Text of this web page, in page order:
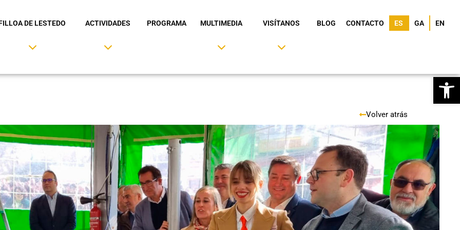
DE LESTEDO ACTIVIDADES PROGRAMA MULTIMEDIA VISÍTANOS BLOG CONTACTO ES GA EN
Volver atrás